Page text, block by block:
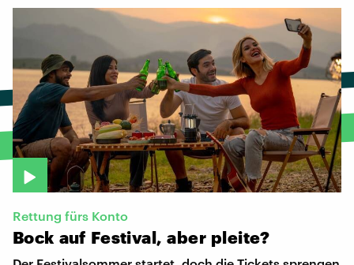
Rettung fürs Konto
Bock auf Festival, aber pleite?